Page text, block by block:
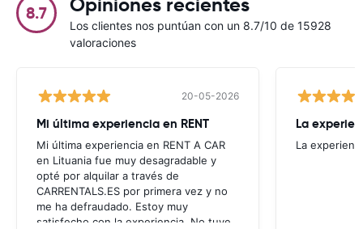
8.7
Los clientes nos puntúan con un 8.7/10 de 15928
valoraciones
20-05-2026
Mi última experiencia en RENT
Mi última experiencia en RENT A CAR
en Lituania fue muy desagradable y
opté por alquilar a través de
CARRENTALS.ES por primera vez y no
me ha defraudado. Estoy muy
satisfecho con la experiencia. No tuve
La
La